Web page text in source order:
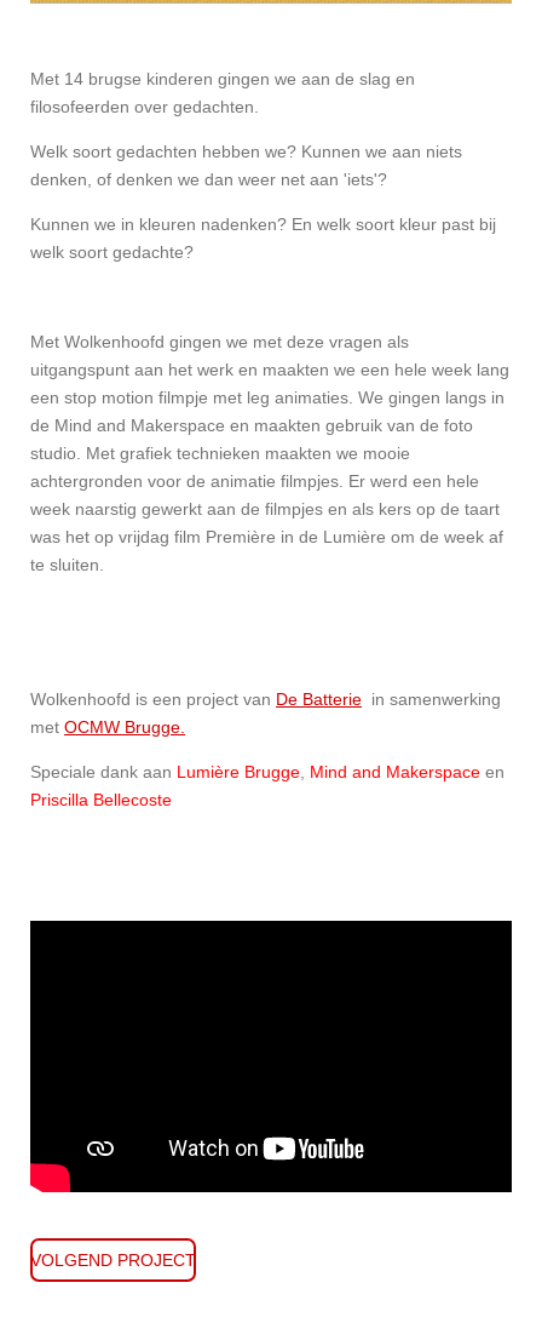
Met 14 brugse kinderen gingen we aan de slag en
filosofeerden over gedachten.
Welk soort gedachten hebben we? Kunnen we aan niets
denken, of denken we dan weer net aan 'iets'?
Kunnen we in kleuren nadenken? En welk soort kleur past bij
welk soort gedachte?
Met Wolkenhoofd gingen we met deze vragen als
uitgangspunt aan het werk en maakten we een hele week lang
een stop motion filmpje met leg animaties. We gingen langs in
de Mind and Makerspace en maakten gebruik van de foto
studio. Met grafiek technieken maakten we mooie
achtergronden voor de animatie filmpjes. Er werd een hele
week naarstig gewerkt aan de filmpjes en als kers op de taart
was het op vrijdag film Première in de Lumière om de week af
te sluiten.
Wolkenhoofd is een project van De Batterie in samenwerking
met OCMW Brugge.
Speciale dank aan Lumière Brugge Mind and Makerspace en
Priscilla Bellecoste
VOLGEND PROJECT